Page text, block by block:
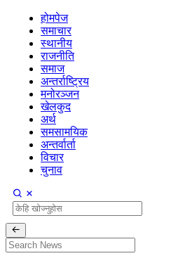
होमपेज
समाचार
स्थानीय
राजनीति
समाज
अन्तर्राष्ट्रिय
मनोरञ्जन
खेलकुद
अर्थ
समसामयिक
अन्तर्वार्ता
विचार
चुनाव